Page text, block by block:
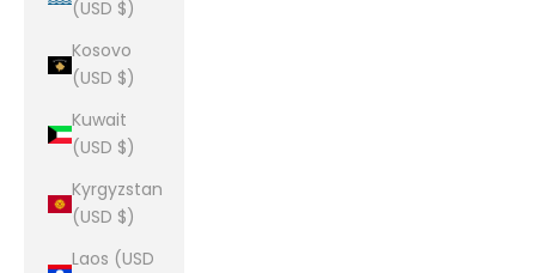
(USD $)
Kosovo
(USD $)
Kuwait
(USD $)
Kyrgyzstan
(USD $)
Laos (USD